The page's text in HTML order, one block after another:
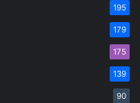
195
179
175
139
90